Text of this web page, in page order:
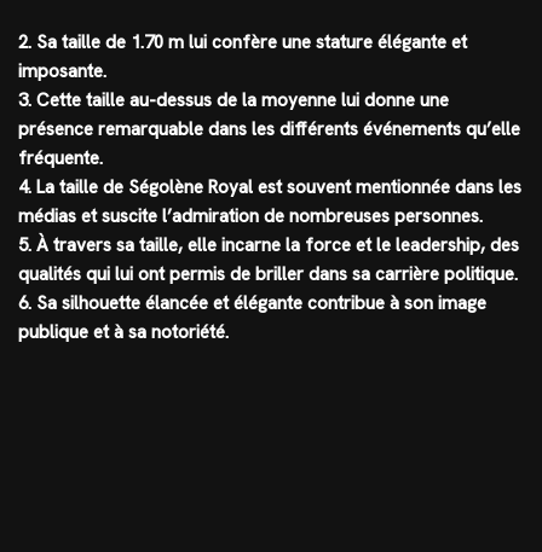
2. Sa taille de 1.70 m lui confère une stature élégante et
imposante.
3. Cette taille au-dessus de la moyenne lui donne une
présence remarquable dans les différents événements qu’elle
fréquente.
4. La taille de Ségolène Royal est souvent mentionnée dans les
médias et suscite l’admiration de nombreuses personnes.
5. À travers sa taille, elle incarne la force et le leadership, des
qualités qui lui ont permis de briller dans sa carrière politique.
6. Sa silhouette élancée et élégante contribue à son image
publique et à sa notoriété.